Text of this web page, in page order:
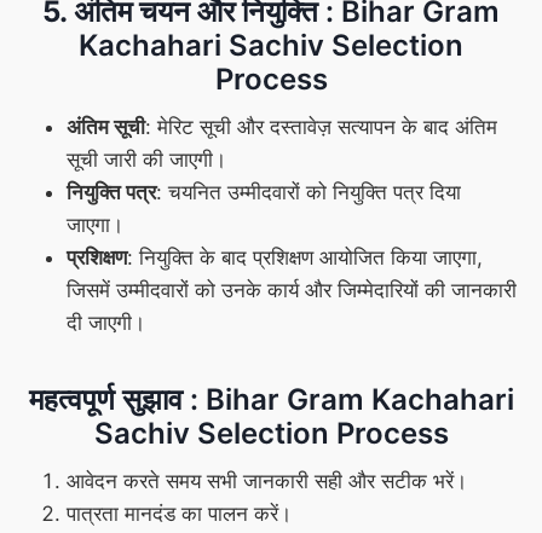
5. अंतिम चयन और नियुक्ति: Bihar Gram
Kachahari Sachiv Selection
Process
अंतिम सूची: मेरिट सूची और दस्तावेज़ सत्यापन के बाद अंतिम
सूची जारी की जाएगी।
नियुक्ति पत्र: चयनित उम्मीदवारों को नियुक्ति पत्र दिया
जाएगा।
प्रशिक्षण: नियुक्ति के बाद प्रशिक्षण आयोजित किया जाएगा,
जिसमें उम्मीदवारों को उनके कार्य और जिम्मेदारियों की जानकारी
दी जाएगी।
महत्वपूर्ण सुझाव: Bihar Gram Kachahari
Sachiv Selection Process
आवेदन करते समय सभी जानकारी सही और सटीक भरें।
पात्रता मानदंड का पालन करें।